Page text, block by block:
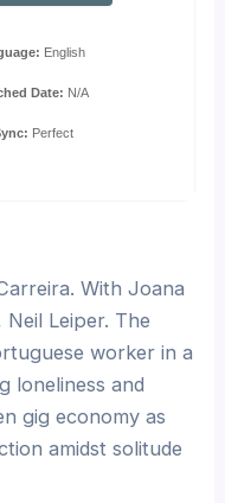
English
Date: N/A
Perfect
With Joana
Leiper. The
worker in a
loneliness and
gig economy as
amidst solitude